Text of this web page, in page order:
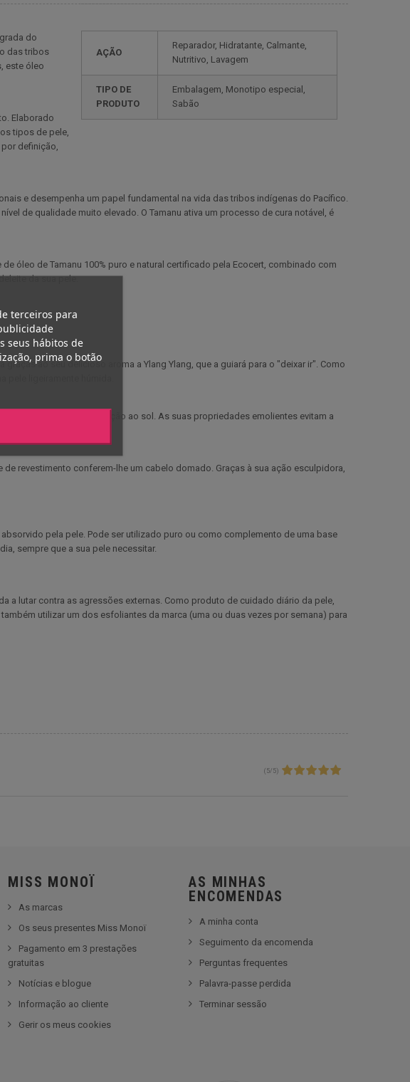
terceiros para
seus hábitos de
prima o botão
AÇÃO
Reparador, Hidratante, Calmante,
Nutritivo, Lavagem
TIPO DE
PRODUTO
Embalagem, Monotipo especial,
Sabão
do
das tribos
este óleo
Elaborado
tipos de pele,
definição,
e desempenha um papel fundamental na vida das tribos indígenas do Pacífico.
de qualidade muito elevado. O Tamanu ativa um processo de cura notável, é
óleo de Tamanu 100% puro e natural certificado pela Ecocert, combinado com
da sua pele.
ao seu delicioso aroma a Ylang Ylang, que a guiará para o "deixar ir". Como
pele ligeiramente húmida.
da pele após a exposição ao sol. As suas propriedades emolientes evitam a
revestimento conferem-lhe um cabelo domado. Graças à sua ação esculpidora,
pela pele. Pode ser utilizado puro ou como complemento de uma base
sempre que a sua pele necessitar.
a lutar contra as agressões externas. Como produto de cuidado diário da pele,
utilizar um dos esfoliantes da marca (uma ou duas vezes por semana) para
( 5/ 5)
MISS MONOÏ
As marcas
Os seus presentes Miss Monoï
Pagamento em 3 prestações
gratuitas
Notícias e blogue
Informação ao cliente
Gerir os meus cookies
AS MINHAS
ENCOMENDAS
A minha conta
Seguimento da encomenda
Perguntas frequentes
Palavra-passe perdida
Terminar sessão